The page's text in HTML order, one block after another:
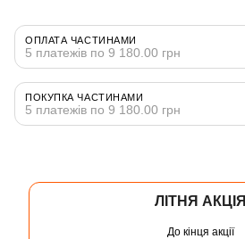
ОПЛАТА ЧАСТИНАМИ
5 платежів по 9 180.00 грн
ПОКУПКА ЧАСТИНАМИ
5 платежів по 9 180.00 грн
ЛІТНЯ АКЦІЯ
До кінця акції